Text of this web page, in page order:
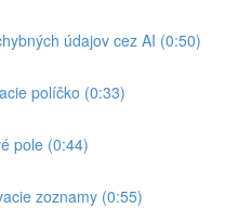
údajov cez AI (0:50)
políčko (0:33)
pole (0:44)
zoznamy (0:55)